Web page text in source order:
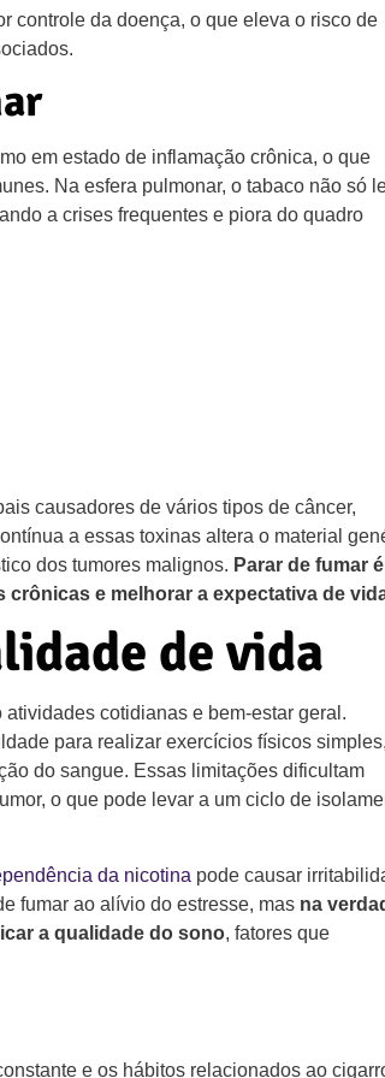
controle da doença, o que eleva o risco de
em estado de inflamação crônica, o que
Na esfera pulmonar, o tabaco não só
a crises frequentes e piora do quadro
causadores de vários tipos de câncer,
a essas toxinas altera o material
dos tumores malignos. Parar de fumar é
e melhorar a expectativa de
de vida
cotidianas e bem-estar geral.
para realizar exercícios físicos simples,
do sangue. Essas limitações dificultam
o que pode levar a um ciclo de
da nicotina pode causar
fumar ao alívio do estresse, mas na
a qualidade do sono, fatores que
e os hábitos relacionados ao